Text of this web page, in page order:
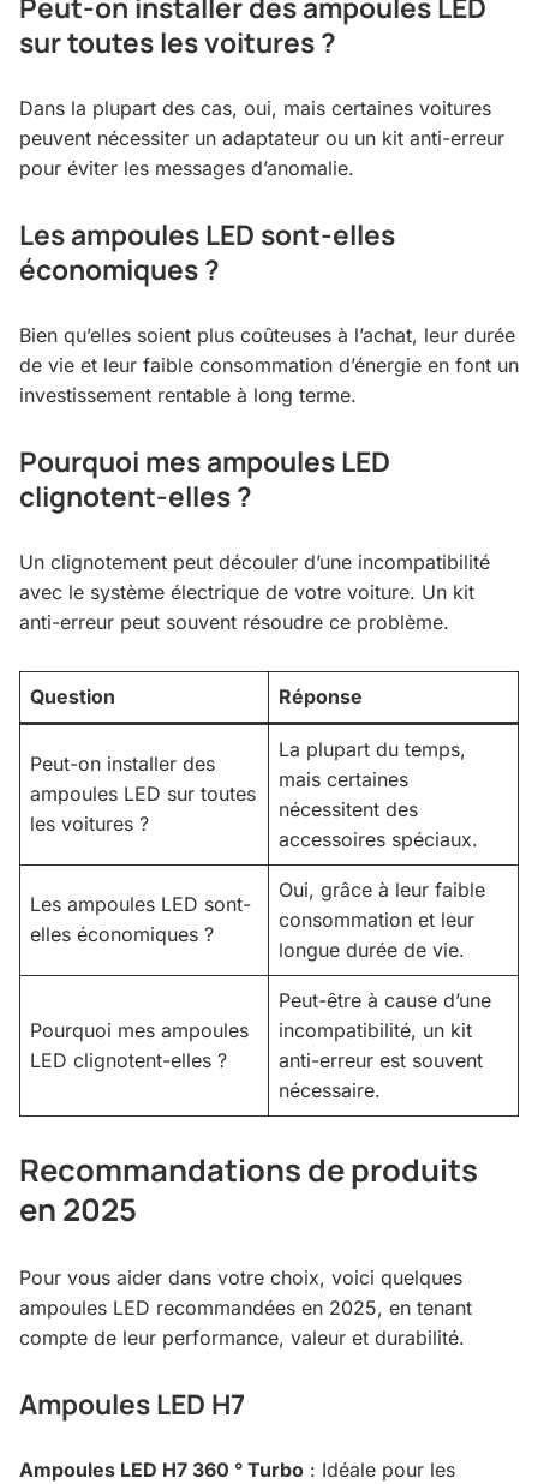
Peut-on installer des ampoules LED
sur toutes les voitures ?
Dans la plupart des cas, oui, mais certaines voitures
peuvent nécessiter un adaptateur ou un kit anti-erreur
pour éviter les messages d’anomalie.
Les ampoules LED sont-elles
économiques ?
Bien qu’elles soient plus coûteuses à l’achat, leur durée
de vie et leur faible consommation d’énergie en font un
investissement rentable à long terme.
Pourquoi mes ampoules LED
clignotent-elles ?
Un clignotement peut découler d’une incompatibilité
avec le système électrique de votre voiture. Un kit
anti-erreur peut souvent résoudre ce problème.
Question Réponse
Peut-on installer des
ampoules LED sur toutes
les voitures ?
La plupart du temps,
mais certaines
nécessitent des
accessoires spéciaux.
Les ampoules LED sont-
elles économiques ?
Oui, grâce à leur faible
consommation et leur
longue durée de vie.
Pourquoi mes ampoules
LED clignotent-elles ?
Peut-être à cause d’une
incompatibilité, un kit
anti-erreur est souvent
nécessaire.
Recommandations de produits
en 2025
Pour vous aider dans votre choix, voici quelques
ampoules LED recommandées en 2025, en tenant
compte de leur performance, valeur et durabilité.
Ampoules LED H7
Ampoules LED H7 360 ° Turbo : Idéale pour les